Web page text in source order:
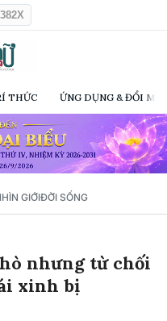
THỨC ỨNG DỤNG & ĐỔI
GIỚIĐỜI SỐNG
nhưng từ chối
xinh bị